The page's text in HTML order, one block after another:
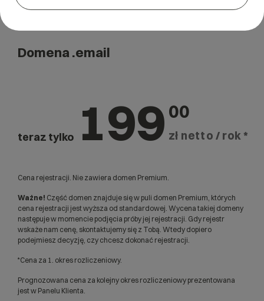
Domena .email
teraz tylko 199 00
zł netto / rok *
Cena rejestracji. Nie zawiera domen Premium.
Ważne! Część domen znajduje się w puli domen Premium, których
cena rejestracji jest wyższa od standardowej. Wycena takiej domeny
następuje w momencie podjęcia próby jej rejestracji. Gdy rejestr
wskaże nam cenę, skontaktujemy się z Tobą. Wtedy dopiero
podejmiesz decyzję, czy chcesz dokonać rejestracji.
*Cena za 1. okres rozliczeniowy.
Prognozowana cena za kolejny okres rozliczeniowy prezentowana
jest w Panelu Klienta.